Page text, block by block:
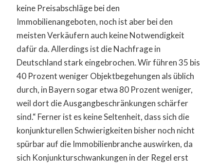
keine Preisabschläge bei den
Immobilienangeboten, noch ist aber bei den
meisten Verkäufern auch keine Notwendigkeit
dafür da. Allerdings ist die Nachfrage in
Deutschland stark eingebrochen. Wir führen 35 bis
40 Prozent weniger Objektbegehungen als üblich
durch, in Bayern sogar etwa 80 Prozent weniger,
weil dort die Ausgangbeschränkungen schärfer
sind.“ Ferner ist es keine Seltenheit, dass sich die
konjunkturellen Schwierigkeiten bisher noch nicht
spürbar auf die Immobilienbranche auswirken, da
sich Konjunkturschwankungen in der Regel erst